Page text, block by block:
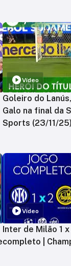
Vídeo
Goleiro do
Galo na final da
Sports (23/11/25)
Vídeo
Inter de Milão 1
completo |